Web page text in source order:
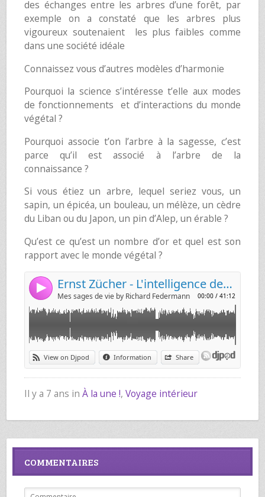
des échanges entre les arbres d’une forêt, par
exemple on a constaté que les arbres plus
vigoureux soutenaient les plus faibles comme
dans une société idéale
Connaissez vous d’autres modèles d’harmonie
Pourquoi la science s’intéresse t’elle aux modes
de fonctionnements et d’interactions du monde
végétal ?
Pourquoi associe t’on l’arbre à la sagesse, c’est
parce qu’il est associé à l’arbre de la
connaissance ?
Si vous étiez un arbre, lequel seriez vous, un
sapin, un épicéa, un bouleau, un mélèze, un cèdre
du Liban ou du Japon, un pin d’Alep, un érable ?
Qu’est ce qu’est un nombre d’or et quel est son
rapport avec le monde végétal ?
Il y a 7 ans inÀ la une !,Voyage intérieur
COMMENTAIRES